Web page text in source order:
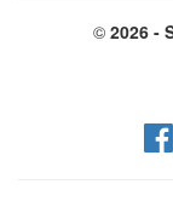
© 2026 -